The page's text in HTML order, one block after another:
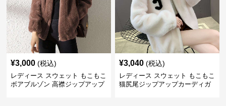
¥3,000 (税込)
レディース スウェット もこもこ
ボアブルゾン 高襟ジップアップ
¥3,040 (税込)
レディース スウェット もこもこ
猫尻尾ジップアップカーディガ